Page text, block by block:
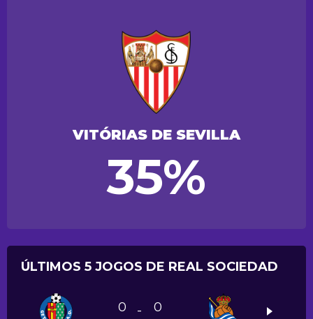
VITÓRIAS DE SEVILLA
35%
ÚLTIMOS 5 JOGOS DE REAL SOCIEDAD
0 - 0